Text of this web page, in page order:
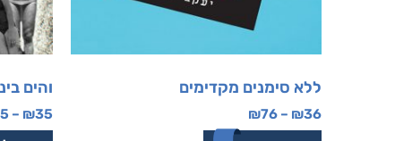
ללא סימנים מקדימים
₪36
–
₪76
והים
₪35
–